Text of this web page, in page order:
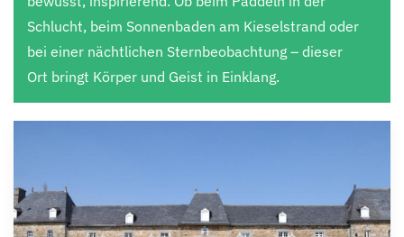
Schlucht, beim Sonnenbaden am Kieselstrand oder
bei einer nächtlichen Sternbeobachtung – dieser
Ort bringt Körper und Geist in Einklang.